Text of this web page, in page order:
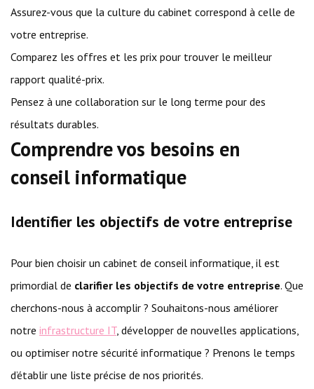
Assurez-vous que la culture du cabinet correspond à celle de
votre entreprise.
Comparez les offres et les prix pour trouver le meilleur
rapport qualité-prix.
Pensez à une collaboration sur le long terme pour des
résultats durables.
Comprendre vos besoins en
conseil informatique
Identifier les objectifs de votre entreprise
Pour bien choisir un cabinet de conseil informatique, il est
primordial de clarifier les objectifs de votre entreprise. Que
cherchons-nous à accomplir ? Souhaitons-nous améliorer
notre infrastructure IT, développer de nouvelles applications,
ou optimiser notre sécurité informatique ? Prenons le temps
d’établir une liste précise de nos priorités.